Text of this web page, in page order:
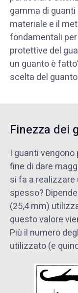
gamma di
materiale e il
fondamentali
protettive del
un guanto è
scelta del
Finezza dei
I guanti
fine di dare
si fa a realizzare
spesso?
(25,4 mm)
questo valore
Più il numero
utilizzato (e